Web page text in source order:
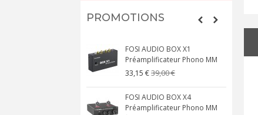
PROMOTIONS
FOSI AUDIO BOX X1
Préamplificateur Phono MM
33,15 €39,00 €
FOSI AUDIO BOX X4
Préamplificateur Phono MM